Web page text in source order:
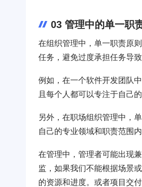
03 管理中的单一职
在组织管理中，单一职责原
任务，避免过度承担任务导
例如，在一个软件开发团队
且每个人都可以专注于自己
另外，在职场组织管理中，
自己的专业领域和职责范围
在管理中，管理者可能出现
监，如果我们不能根据场景
的资源和进度。或者项目交